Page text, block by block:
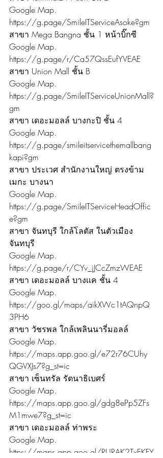
Google Map.
https://g.page/SmileITServiceAsoke?gm
สาขา Mega Bangna ชั้น 1 หน้าบิ๊กซี
Google Map.
https://g.page/r/Ca57QssEufYVEAE
สาขา Union Mall ชั้น B
Google Map.
https://g.page/SmileITServiceUnionMall?
gm
สาขา เดอะมอลล์ บางกะปิ ชั้น 4
Google Map.
https://g.page/smileitservicethemallbang
kapi?gm
สาขา ประเวศ สำนักงานใหญ่ ตรงข้าม
เมกะ บางนา
Google Map.
https://g.page/SmileITServiceHeadOffic
e?gm
สาขา จันทบุรี ใกล้โลตัส ในตัวเมือง
จันทบุรี
Google Map.
https://g.page/r/CYv_jJCcZmzWEAE
สาขา เดอะมอลล์ บางเเค ชั้น 4
Google Map.
https://goo.gl/maps/aikXWc1tAQnpQ
3PH6
สาขา วัชรพล ใกล้เพลินนารี่มอลล์
Google Map.
https://maps.app.goo.gl/e72r76CUhy
QGVXJs7?g_st=ic
สาขา เซ็นทรัล รัตนาธิเบศร์
Google Map.
https://maps.app.goo.gl/gdg8ePp5ZFs
M1mwe7?g_st=ic
สาขา เดอะมอลล์ ท่าพระ
Google Map.
https://maps.app.goo.gl/RURAK2TxEKFY